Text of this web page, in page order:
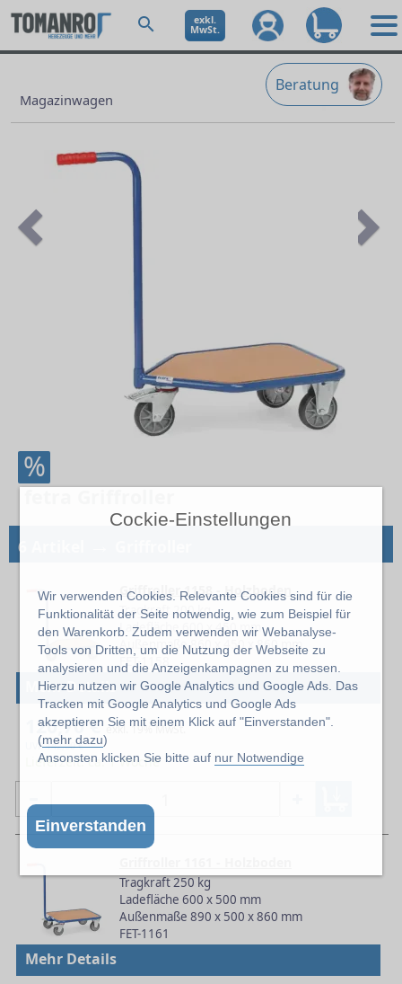
Cockie-Einstellungen
Wir verwenden Cookies. Relevante Cookies sind für die
Funktionalität der Seite notwendig, wie zum Beispiel für
den Warenkorb. Zudem verwenden wir Webanalyse-
Tools von Dritten, um die Nutzung der Webseite zu
analysieren und die Anzeigenkampagnen zu messen.
Hierzu nutzen wir Google Analytics und Google Ads. Das
Tracken mit Google Analytics und Google Ads
akzeptieren Sie mit einem Klick auf "Einverstanden".
(mehr dazu)
Ansonsten klicken Sie bitte auf nur Notwendige
Einverstanden
exkl.
MwSt.
Beratung
Magazinwagen
%
6 Artikel
Griffroller 1158 - Holzboden
Tragkraft 200 kg
Ladefläche 600 x 450 mm
Außenmaße 860 x 450 x 860 mm
FET-1158
Mehr Details
120,70 € exkl. 19% MwSt.
UVP142,00€
Lieferzeit: ca. 1 Woche
Tragkraft 250 kg
Ladefläche 600 x 500 mm
Außenmaße 890 x 500 x 860 mm
FET-1161
Mehr Details